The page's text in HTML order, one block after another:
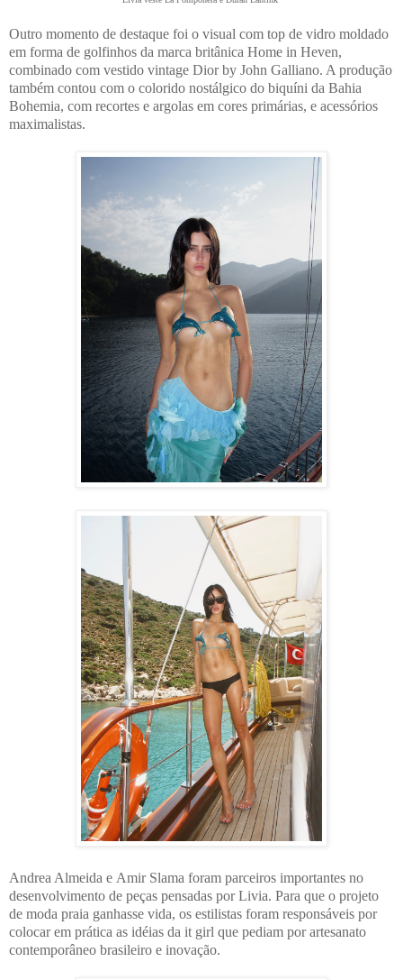
Outro momento de destaque foi o visual com top de vidro moldado
em forma de golfinhos da marca britânica Home in Heven,
combinado com vestido vintage Dior by John Galliano. A produção
também contou com o colorido nostálgico do biquíni da Bahia
Bohemia, com recortes e argolas em cores primárias, e acessórios
maximalistas.
Andrea Almeida e Amir Slama foram parceiros importantes no
desenvolvimento de peças pensadas por Livia. Para que o projeto
de moda praia ganhasse vida, os estilistas foram responsáveis por
colocar em prática as idéias da it girl que pediam por artesanato
contemporâneo brasileiro e inovação.